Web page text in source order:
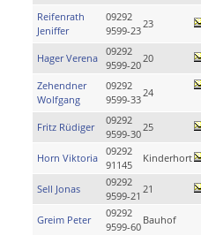
Reifenrath
Jeniffer
09292
9599-23
23
Hager Verena
09292
9599-20
20
Zehendner
Wolfgang
09292
9599-33
24
Fritz Rüdiger
09292
9599-30
25
Horn Viktoria
09292
91145
Kinderhort
Sell Jonas
09292
9599-21
21
Greim Peter
09292
9599-60
Bauhof